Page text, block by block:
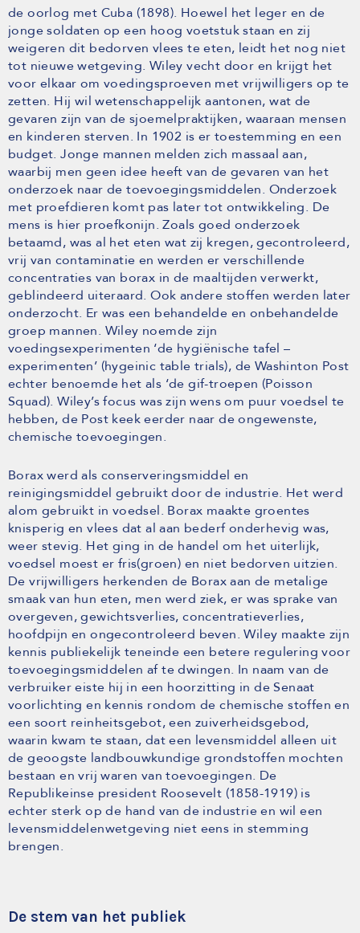
de oorlog met Cuba (1898). Hoewel het leger en de
jonge soldaten op een hoog voetstuk staan en zij
weigeren dit bedorven vlees te eten, leidt het nog niet
tot nieuwe wetgeving. Wiley vecht door en krijgt het
voor elkaar om voedingsproeven met vrijwilligers op te
zetten. Hij wil wetenschappelijk aantonen, wat de
gevaren zijn van de sjoemelpraktijken, waaraan mensen
en kinderen sterven. In 1902 is er toestemming en een
budget. Jonge mannen melden zich massaal aan,
waarbij men geen idee heeft van de gevaren van het
onderzoek naar de toevoegingsmiddelen. Onderzoek
met proefdieren komt pas later tot ontwikkeling. De
mens is hier proefkonijn. Zoals goed onderzoek
betaamd, was al het eten wat zij kregen, gecontroleerd,
vrij van contaminatie en werden er verschillende
concentraties van borax in de maaltijden verwerkt,
geblindeerd uiteraard. Ook andere stoffen werden later
onderzocht. Er was een behandelde en onbehandelde
groep mannen. Wiley noemde zijn
voedingsexperimenten ‘de hygiënische tafel –
experimenten’ (hygeinic table trials), de Washinton Post
echter benoemde het als ‘de gif-troepen (Poisson
Squad). Wiley’s focus was zijn wens om puur voedsel te
hebben, de Post keek eerder naar de ongewenste,
chemische toevoegingen.
Borax werd als conserveringsmiddel en
reinigingsmiddel gebruikt door de industrie. Het werd
alom gebruikt in voedsel. Borax maakte groentes
knisperig en vlees dat al aan bederf onderhevig was,
weer stevig. Het ging in de handel om het uiterlijk,
voedsel moest er fris(groen) en niet bedorven uitzien.
De vrijwilligers herkenden de Borax aan de metalige
smaak van hun eten, men werd ziek, er was sprake van
overgeven, gewichtsverlies, concentratieverlies,
hoofdpijn en ongecontroleerd beven. Wiley maakte zijn
kennis publiekelijk teneinde een betere regulering voor
toevoegingsmiddelen af te dwingen. In naam van de
verbruiker eiste hij in een hoorzitting in de Senaat
voorlichting en kennis rondom de chemische stoffen en
een soort reinheitsgebot, een zuiverheidsgebod,
waarin kwam te staan, dat een levensmiddel alleen uit
de geoogste landbouwkundige grondstoffen mochten
bestaan en vrij waren van toevoegingen. De
Republikeinse president Roosevelt (1858-1919) is
echter sterk op de hand van de industrie en wil een
levensmiddelenwetgeving niet eens in stemming
brengen.
De stem van het publiek